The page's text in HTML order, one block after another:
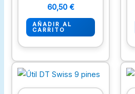
60,50 €
AÑADIR AL
CARRITO